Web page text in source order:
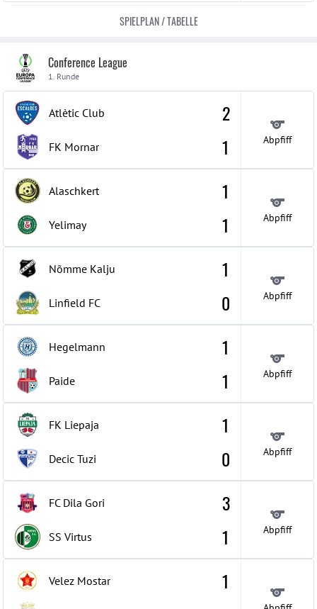
SPIELPLAN / TABELLE
Conference League
1. Runde
Atlètic Club
FK Mornar
2
1
Abpfiff
Alaschkert
Yelimay
1
1
Abpfiff
Nõmme Kalju
Linfield FC
1
0
Abpfiff
Hegelmann
Paide
1
1
Abpfiff
FK Liepaja
Decic Tuzi
1
0
Abpfiff
FC Dila Gori
SS Virtus
3
1
Abpfiff
Velez Mostar
1